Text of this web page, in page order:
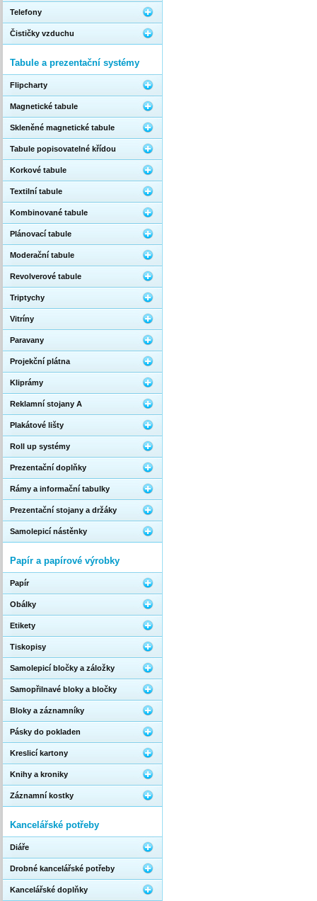
Telefony
Čističky vzduchu
Tabule a prezentační systémy
Flipcharty
Magnetické tabule
Skleněné magnetické tabule
Tabule popisovatelné křídou
Korkové tabule
Textilní tabule
Kombinované tabule
Plánovací tabule
Moderační tabule
Revolverové tabule
Triptychy
Vitríny
Paravany
Projekční plátna
Kliprámy
Reklamní stojany A
Plakátové lišty
Roll up systémy
Prezentační doplňky
Rámy a informační tabulky
Prezentační stojany a držáky
Samolepicí nástěnky
Papír a papírové výrobky
Papír
Obálky
Etikety
Tiskopisy
Samolepicí bločky a záložky
Samopřilnavé bloky a bločky
Bloky a záznamníky
Pásky do pokladen
Kreslicí kartony
Knihy a kroniky
Záznamní kostky
Kancelářské potřeby
Diáře
Drobné kancelářské potřeby
Kancelářské doplňky